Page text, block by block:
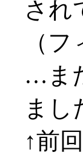
され
（
…ま
まし
↑前